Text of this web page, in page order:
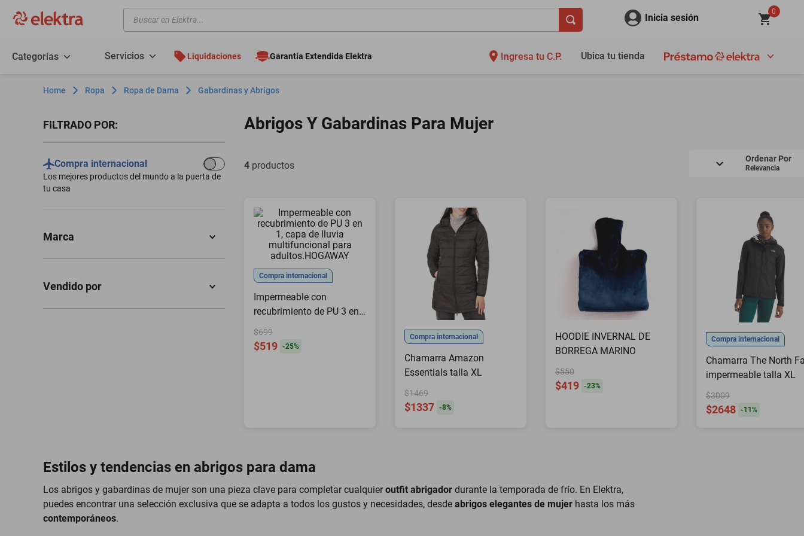
Buscar en Elektra... Inicia sesión
0
Categorías Servicios Liquidaciones Garantía Extendida Elektra Ingresa tu C.P. Ubica tu tienda
Ropa Ropa de Dama Gabardinas y Abrigos
Compra internacional
Los mejores productos del mundo a la puerta de
tu casa
Marca
GENERICA(
Abrigos Y Gabardinas Para Mujer
4 productos
Ordenar Por
Relevancia
Compra internacional
Impermeable con
recubrimiento de PU 3 en
1, capa de lluvia
multifuncional para
adultos.HOGAWAY
$699
$519 -25%
Compra internacional
Chamarra Amazon
Essentials talla XL
$1469
$1337 -8%
HOODIE INVERNAL DE
BORREGA MARINO
$550
$419 -23%
Compra internacional
Chamarra The North
impermeable talla XL
$3009
$2648 -11 %
Estilos y tendencias en abrigos para dama
Los abrigos y gabardinas de mujer son una pieza clave para completar cualquieroutfit abrigador durante la temporada de frío. En Elektra,
puedes encontrar una selección exclusiva que se adapta a todos los gustos y necesidades, desde abrigos elegantes de mujer hasta los más
contemporáneos.
motos
celulares
colchones